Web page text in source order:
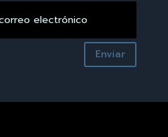
Enviar